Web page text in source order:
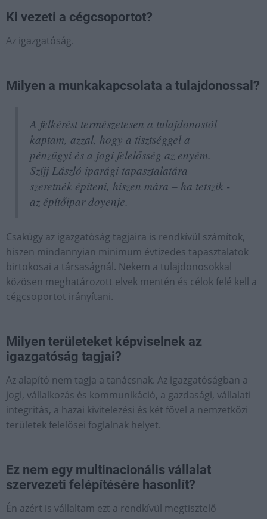
Ki vezeti a cégcsoportot?
Az igazgatóság.
Milyen a munkakapcsolata a tulajdonossal?
A felkérést természetesen a tulajdonostól
kaptam, azzal, hogy a tisztséggel a
pénzügyi és a jogi felelősség az enyém.
Szíjj László iparági tapasztalatára
szeretnék építeni, hiszen mára – ha tetszik -
az építőipar doyenje.
Csakúgy az igazgatóság tagjaira is rendkívül számítok,
hiszen mindannyian minimum évtizedes tapasztalatok
birtokosai a társaságnál. Nekem a tulajdonosokkal
közösen meghatározott elvek mentén és célok felé kell a
cégcsoportot irányítani.
Milyen területeket képviselnek az
igazgatóság tagjai?
Az alapító nem tagja a tanácsnak. Az igazgatóságban a
jogi, vállalkozás és kommunikáció, a gazdasági, vállalati
integritás, a hazai kivitelezési és két fővel a nemzetközi
területek felelősei foglalnak helyet.
Ez nem egy multinacionális vállalat
szervezeti felépítésére hasonlít?
Én azért is vállaltam ezt a rendkívül megtisztelő